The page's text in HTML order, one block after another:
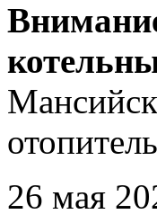
26 мая